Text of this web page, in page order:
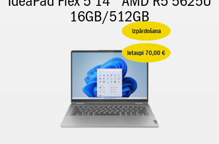
16GB/512GB
Izpārdošana
Ietaupi 70,00 €